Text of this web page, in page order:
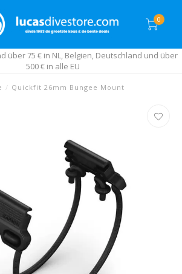
0
über 75 € in NL, Belgien, Deutschland und über
500 € in alle EU
/ Quickfit 26mm Bungee Mount